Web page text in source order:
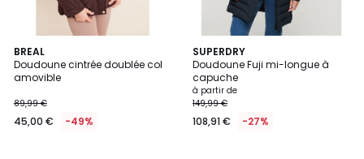
BREAL
Doudoune cintrée doublée col
amovible
89,99 €
45,00 € -49%
SUPERDRY
Doudoune Fuji mi-longue à
capuche
à partir de
149,99 €
108,91 € -27%
4,8
/ 5
3
Couleurs